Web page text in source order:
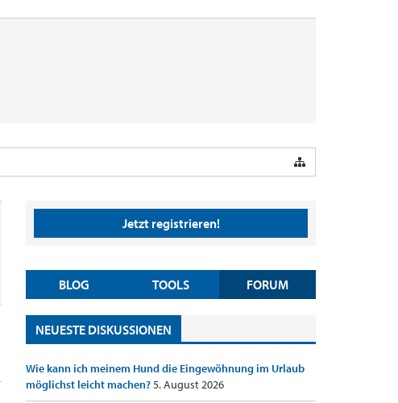
Jetzt registrieren!
BLOG TOOLS FORUM
NEUESTE DISKUSSIONEN
Wie kann ich meinem Hund die Eingewöhnung im Urlaub
möglichst leicht machen?5. August 2026